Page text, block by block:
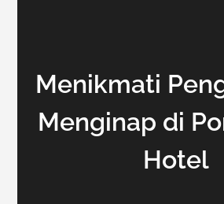
Menikmati
Menginap di
Hotel